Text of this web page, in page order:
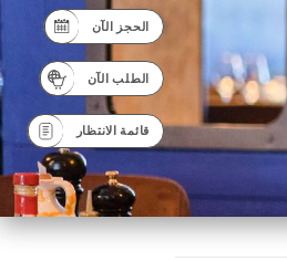
الحجز الآن
الطلب الآن
قائمة الانتظار